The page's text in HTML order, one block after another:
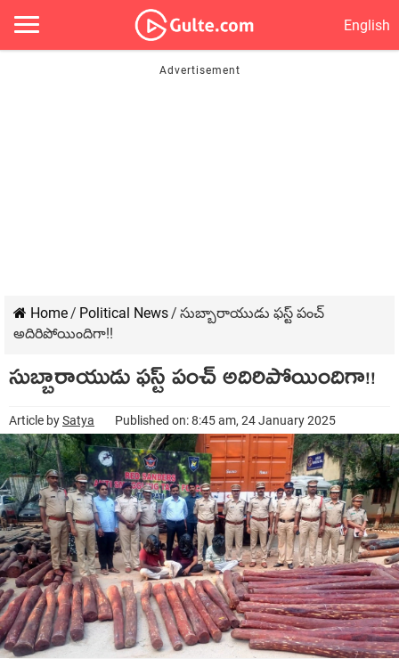
English
Home/ Political News/ సుబ్బారాయుడు ఫస్ట్ పంచ్
అదిరిపోయిందిగా!!
సుబ్బారాయుడు ఫస్ట్ పంచ్ అదిరిపోయిందిగా!!
Article bySatya Published on: 8:45 am, 24 January 2025